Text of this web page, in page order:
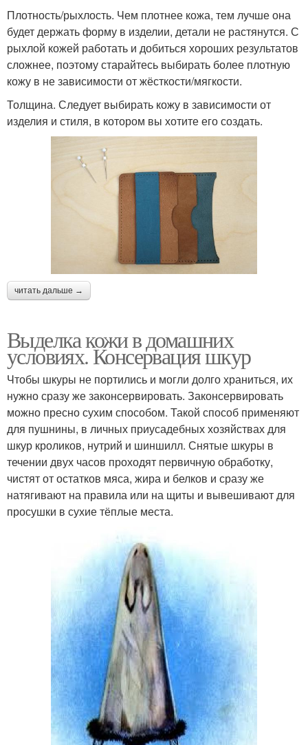
Плотность/рыхлость. Чем плотнее кожа, тем лучше она
будет держать форму в изделии, детали не растянутся. С
рыхлой кожей работать и добиться хороших результатов
сложнее, поэтому старайтесь выбирать более плотную
кожу в не зависимости от жёсткости/мягкости.
Толщина. Следует выбирать кожу в зависимости от
изделия и стиля, в котором вы хотите его создать.
читать дальше →
Выделка кожи в домашних
условиях. Консервация шкур
Чтобы шкуры не портились и могли долго храниться, их
нужно сразу же законсервировать. Законсервировать
можно пресно сухим способом. Такой способ применяют
для пушнины, в личных приусадебных хозяйствах для
шкур кроликов, нутрий и шиншилл. Снятые шкуры в
течении двух часов проходят первичную обработку,
чистят от остатков мяса, жира и белков и сразу же
натягивают на правила или на щиты и вывешивают для
просушки в сухие тёплые места.